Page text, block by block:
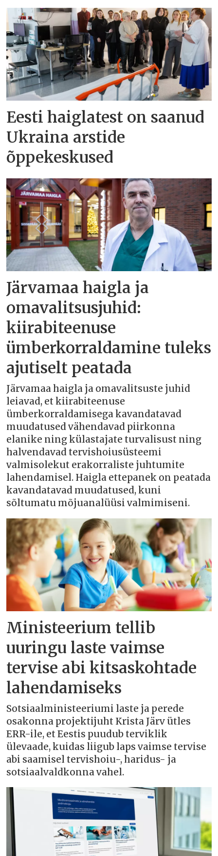
Eesti haiglatest on saanud
Ukraina arstide
õppekeskused
Järvamaa haigla ja
omavalitsusjuhid:
kiirabiteenuse
ümberkorraldamine tuleks
ajutiselt peatada
Järvamaa haigla ja omavalitsuste juhid
leiavad, et kiirabiteenuse
ümberkorraldamisega kavandatavad
muudatused vähendavad piirkonna
elanike ning külastajate turvalisust ning
halvendavad tervishoiusüsteemi
valmisolekut erakorraliste juhtumite
lahendamisel. Haigla ettepanek on peatada
kavandatavad muudatused, kuni
sõltumatu mõjuanalüüsi valmimiseni.
Ministeerium tellib
uuringu laste vaimse
tervise abi kitsaskohtade
lahendamiseks
Sotsiaalministeeriumi laste ja perede
osakonna projektijuht Krista Järv ütles
ERR-ile, et Eestis puudub terviklik
ülevaade, kuidas liigub laps vaimse tervise
abi saamisel tervishoiu-, haridus- ja
sotsiaalvaldkonna vahel.